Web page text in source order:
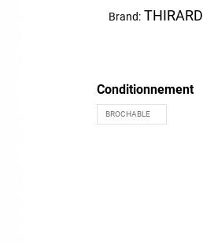
Brand: THIRARD
Conditionnement